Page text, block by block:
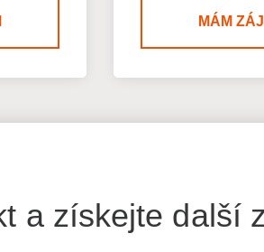
MÁM
a získejte další